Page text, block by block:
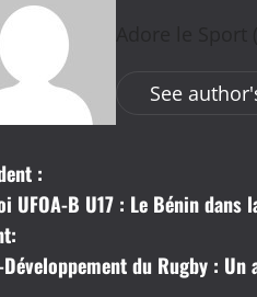
See
:
UFOA-B U17 : Le Bénin
du Rugby :